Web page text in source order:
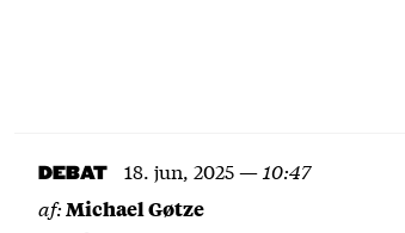
DEBAT 18. jun, 2025— 10:47
af:Michael Gøtze